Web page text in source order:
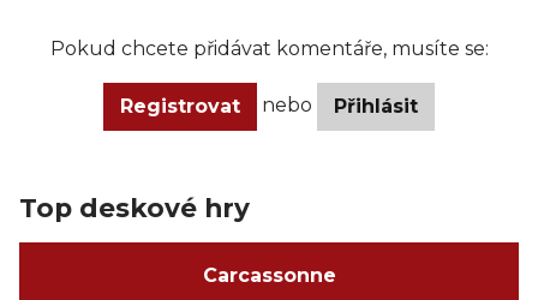
Pokud chcete přidávat komentáře, musíte se:
Registrovat nebo Přihlásit
Top deskové hry
Carcassonne